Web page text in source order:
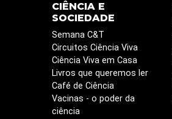
CIÊNCIA E
SOCIEDADE
Semana C&T
Circuitos Ciência Viva
Ciência Viva em Casa
Livros que queremos ler
Café de Ciência
Vacinas - o poder da
ciência